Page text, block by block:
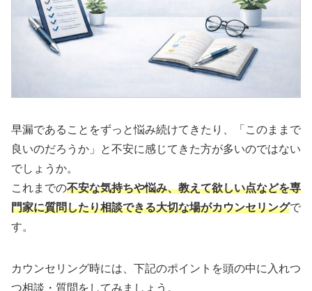
早漏であることをずっと悩み続けてきたり、「このままで
良いのだろうか」と不安に感じてきた方が多いのではない
でしょうか。
これまでの不安な気持ちや悩み、教えて欲しい点などを専
門家に質問したり相談できる大切な場がカウンセリングで
す。
カウンセリング時には、下記のポイントを頭の中に入れつ
つ相談・質問をしてみましょう。